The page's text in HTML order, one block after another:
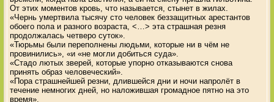
От этих моментов кровь, что называется, стынет в жилах.
«Чернь умертвила тысячу сто человек беззащитных арестантов
обоего пола и разного возраста, <…> эта страшная резня
продолжалась четверо суток».
«Тюрьмы были переполнены людьми, которые ни в чём не
провинились», «и «не могли добиться суда».
«Стадо лютых зверей, которые упорно отказываются снова
принять образ человеческий».
«Пора страшнейшей резни, длившейся дни и ночи напролёт в
течение немногих дней, но наложившая громадное пятно на это
время».